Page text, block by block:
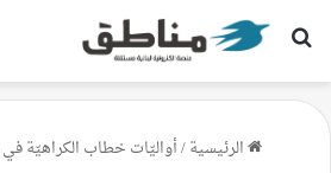
بحث عن
الرئيسية/أواليّات خطاب الكراهيّة في